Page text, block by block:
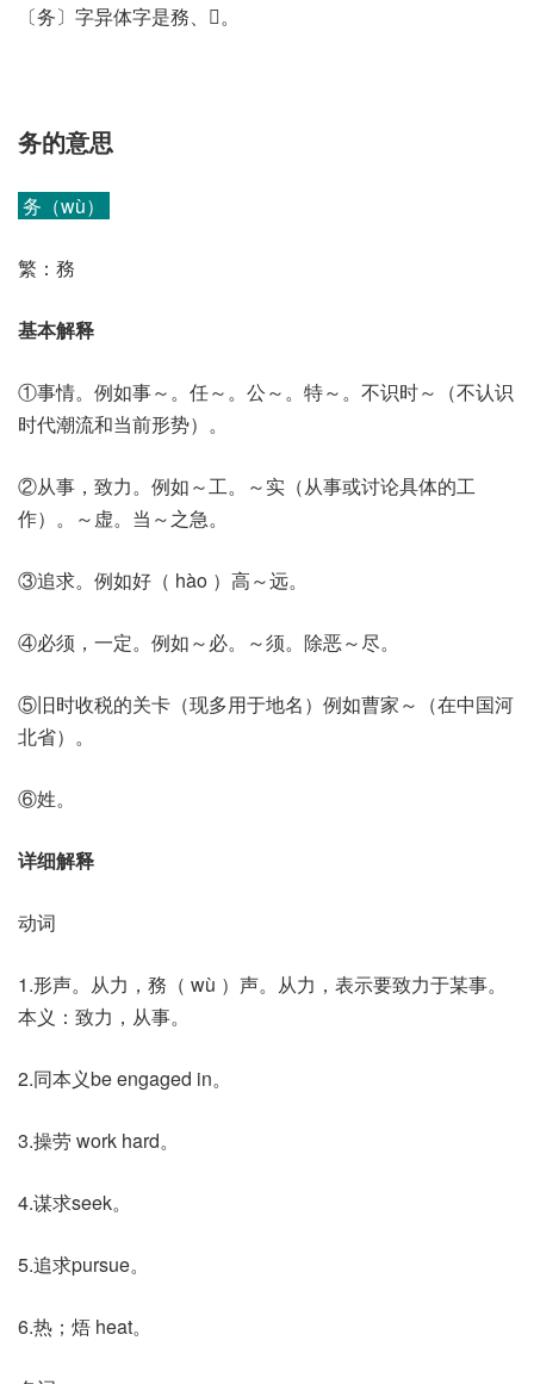
〔务〕字异体字是務、𥍦。
务的意思
务（wù）
繁：務
基本解释
①事情。例如事～。任～。公～。特～。不识时～（不认识
时代潮流和当前形势）。
②从事，致力。例如～工。～实（从事或讨论具体的工
作）。～虚。当～之急。
③追求。例如好（ hào ）高～远。
④必须，一定。例如～必。～须。除恶～尽。
⑤旧时收税的关卡（现多用于地名）例如曹家～（在中国河
北省）。
⑥姓。
详细解释
动词
1.形声。从力，務（ wù ）声。从力，表示要致力于某事。
本义：致力，从事。
2.同本义be engaged in。
3.操劳 work hard。
4.谋求seek。
5.追求pursue。
6.热；焐 heat。